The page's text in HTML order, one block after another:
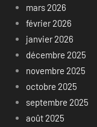
mars 2026
février 2026
janvier 2026
décembre 2025
novembre 2025
octobre 2025
septembre 2025
août 2025